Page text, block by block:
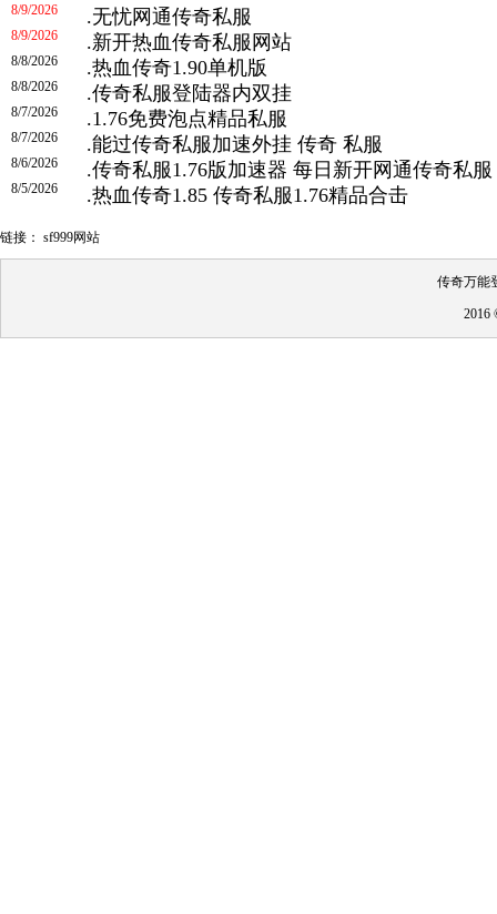
.无忧网通传奇私服
8/9/2026
.新开热血传奇私服网站
8/9/2026
.热血传奇1.90单机版
8/8/2026
.传奇私服登陆器内双挂
8/8/2026
.1.76免费泡点精品私服
8/7/2026
.能过传奇私服加速外挂 传奇 私服
8/7/2026
.传奇私服1.76版加速器 每日新开网通传奇私服
8/6/2026
.热血传奇1.85 传奇私服1.76精品合击
8/5/2026
链接： sf999网站
传奇万能
2016